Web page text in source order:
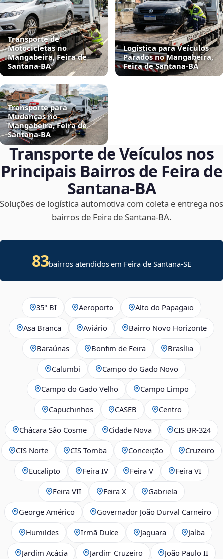
Transporte de
Motocicletas no
Mangabeira, Feira de
Santana‑BA
Logística para Veículos
Parados no Mangabeira,
Feira de Santana‑BA
Transporte para
Mudanças no
Mangabeira, Feira de
Santana‑BA
Transporte de Veículos nos
Principais Bairros de Feira de
Santana‑BA
Soluções de logística automotiva com coleta e entrega nos
bairros de Feira de Santana‑BA.
83bairros atendidos em Feira de Santana-SE
35° BI Aeroporto Alto do Papagaio
Asa Branca Aviário Bairro Novo Horizonte
Baraúnas Bonfim de Feira Brasília
Calumbi Campo do Gado Novo
Campo do Gado Velho Campo Limpo
Capuchinhos CASEB Centro
Chácara São Cosme Cidade Nova CIS BR‑324
CIS Norte CIS Tomba Conceição Cruzeiro
Eucalipto Feira IV Feira V Feira VI
Feira VII Feira X Gabriela
George Américo Governador João Durval Carneiro
Humildes Irmã Dulce Jaguara Jaíba
Jardim Acácia Jardim Cruzeiro João Paulo II